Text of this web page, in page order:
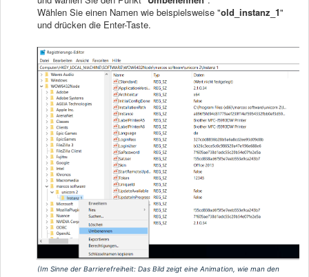
Wählen Sie einen Namen wie beispielsweise "old_instanz_1"
und drücken die Enter-Taste.
(Im Sinne der Barrierefreiheit: Das Bild zeigt eine Animation, wie man den